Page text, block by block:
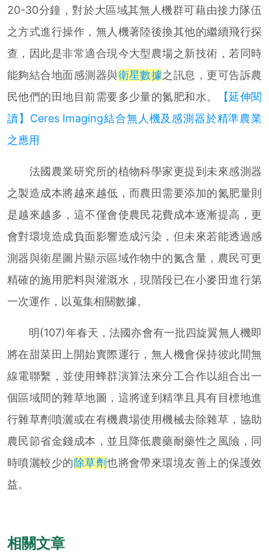
20-30分鐘，對於大區域其無人機群可藉由接力隊伍
之方式進行操作，無人機著陸後換其他的繼續飛行探
查，因此是非常適合現今大型農場之新技術，若同時
能夠結合地面感測器與衛星數據之訊息，更可告訴農
民他們的田地目前需要多少量的氮肥和水。
【延伸閱
讀】Ceres Imaging結合無人機及感測器於精準農業
之應用
法國農業研究所的植物科學家更提到未來感測器
之製造成本將越來越低，而農田需要添加的氮肥量則
是越來越多，這不僅會使農民花費成本逐漸提高，更
會對環境造成負面影響造成污染，但未來若能透過感
測器與衛星圖片顯示區域作物中的氮含量，農民可更
精確的施用肥料與灌溉水，現階段已在小麥田進行第
一次運作，以蒐集相關數據。
明(107)年春天，法國亦會有一批四旋翼無人機即
將在甜菜田上開始實際運行，無人機會保持彼此間無
線電聯繫，並使用蜂群演算法來分工合作以組合出一
個區域間的雜草地圖，這將達到精準且具有目標地進
行雜草劑噴灑或在有機農場使用機械去除雜草，協助
農民節省金錢成本，並且降低農藥耐藥性之風險，同
時噴灑較少的除草劑也將會帶來環境友善上的保護效
益。
相關文章